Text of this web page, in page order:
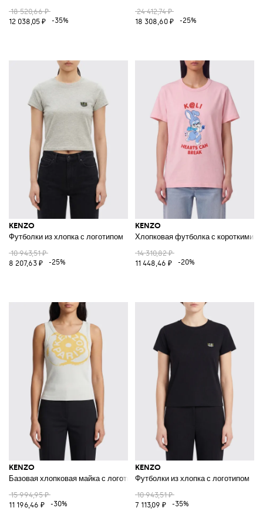
18 520,66 ₽
12 038,05 ₽
-35%
24 412,74 ₽
18 308,60 ₽
-25%
KENZO
Футболки из хлопка с логотипом
10 943,51 ₽
8 207,63 ₽
-25%
KENZO
Хлопковая футболка с короткими
14 310,82 ₽
11 448,46 ₽
-20%
KENZO
Базовая хлопковая майка с логотипом
15 994,95 ₽
11 196,46 ₽
-30%
KENZO
Футболки из хлопка с логотипом
10 943,51 ₽
7 113,09 ₽
-35%